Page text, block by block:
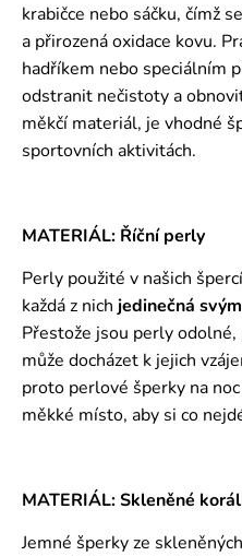
krabičce nebo sáčku, čímž
a přirozená oxidace kovu.
hadříkem nebo speciálním
odstranit nečistoty a
měkčí materiál, je vhodné
sportovních aktivitách.
MATERIÁL: Říční perly
Perly použité v našich
každá z nich jedinečná
Přestože jsou perly
může docházet k jejich
proto perlové šperky na
měkké místo, aby si co
MATERIÁL: Skleněné
Jemné šperky ze